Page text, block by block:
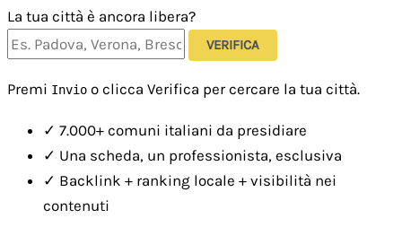
La tua città è ancora libera?
VERIFICA
Premi Invio o clicca Verifica per cercare la tua città.
✓ 7.000+ comuni italiani da presidiare
✓ Una scheda, un professionista, esclusiva
✓ Backlink + ranking locale + visibilità nei
contenuti